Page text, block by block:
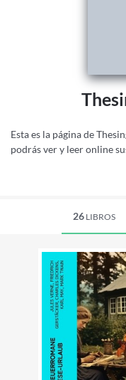
Esta es la página de
podrás ver y leer online
26 LIBROS